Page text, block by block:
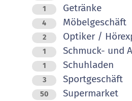
1 Getränke
4 Möbelgeschäft
2 Optiker /
1 Schmuck- und
1 Schuhladen
3 Sportgeschäft
50 Supermarket